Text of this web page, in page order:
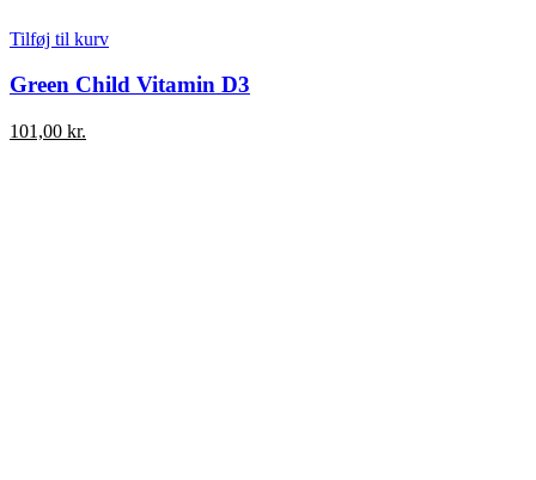
Tilføj til kurv
Green Child Vitamin D3
101,00 kr.